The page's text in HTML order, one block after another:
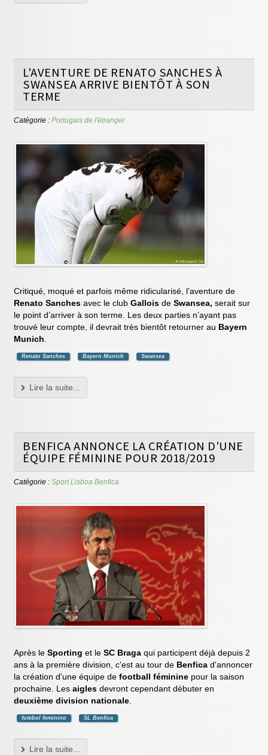
L'AVENTURE DE RENATO SANCHES À
SWANSEA ARRIVE BIENTÔT À SON
TERME
Catégorie :Portugais de l'étranger
Critiqué, moqué et parfois même ridicularisé, l’aventure de
Renato Sanches avec le clubGalloisdeSwansea,serait sur
le point d’arriver à son terme. Les deux parties n’ayant pas
trouvé leur compte, il devrait très bientôt retourner au Bayern
Munich.
Renato Sanches Bayern Munich Swansea
Lire la suite...
BENFICA ANNONCE LA CRÉATION D'UNE
ÉQUIPE FÉMININE POUR 2018/2019
Catégorie :Sport Lisboa Benfica
Après leSportinget leSC Braga qui participent déjà depuis 2
ans à la première division, c'est au tour de Benficad'annoncer
la création d'une équipe defootball féminine pour la saison
prochaine. Lesaiglesdevront cependant débuter en
deuxième division nationale.
futebol feminino SL Benfica
Lire la suite...